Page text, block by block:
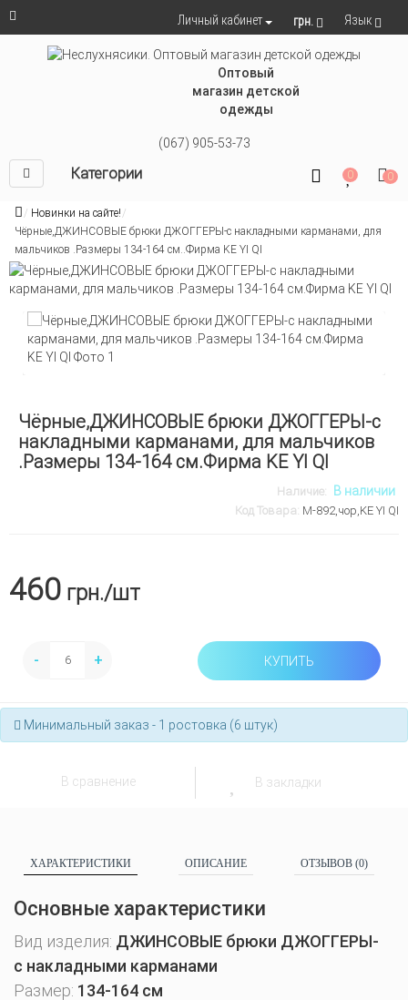
Личный кабинет грн. Язык
Оптовый
магазин детской
одежды
(067) 905-53-73
Категории 0 0
Новинки на сайте!
Чёрные,ДЖИНСОВЫЕ брюки ДЖОГГЕРЫ-с накладными карманами, для
мальчиков .Размеры 134-164 см..Фирма KE YI QI
Чёрные,ДЖИНСОВЫЕ брюки ДЖОГГЕРЫ-с
накладными карманами, для мальчиков
.Размеры 134-164 см.Фирма KE YI QI
Наличие: В наличии
Код Товара: М-892,чор,KE YI QI
460 грн./шт
- + КУПИТЬ
Минимальный заказ - 1 ростовка (6 штук)
В сравнение В закладки
ХАРАКТЕРИСТИКИ ОПИСАНИЕ ОТЗЫВОВ (0)
Основные характеристики
Вид изделия: ДЖИНСОВЫЕ брюки ДЖОГГЕРЫ-
с накладными карманами
Размер: 134-164 см